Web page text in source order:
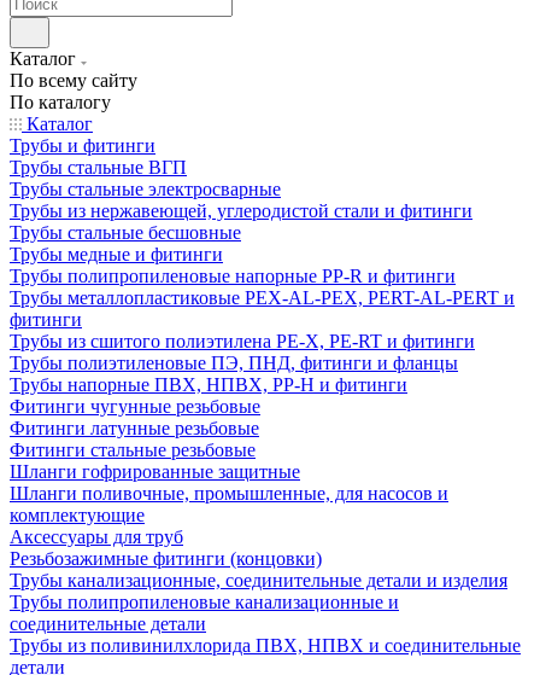
Каталог
По всему сайту
По каталогу
Каталог
Трубы и фитинги
Трубы стальные ВГП
Трубы стальные электросварные
Трубы из нержавеющей, углеродистой стали и фитинги
Трубы стальные бесшовные
Трубы медные и фитинги
Трубы полипропиленовые напорные PP-R и фитинги
Трубы металлопластиковые PEX-AL-PEX, PERT-AL-PERT и
фитинги
Трубы из сшитого полиэтилена PE-X, PE-RT и фитинги
Трубы полиэтиленовые ПЭ, ПНД, фитинги и фланцы
Трубы напорные ПВХ, НПВХ, PP-H и фитинги
Фитинги чугунные резьбовые
Фитинги латунные резьбовые
Фитинги стальные резьбовые
Шланги гофрированные защитные
Шланги поливочные, промышленные, для насосов и
комплектующие
Аксессуары для труб
Резьбозажимные фитинги (концовки)
Трубы канализационные, соединительные детали и изделия
Трубы полипропиленовые канализационные и
соединительные детали
Трубы из поливинилхлорида ПВХ, НПВХ и соединительные
детали